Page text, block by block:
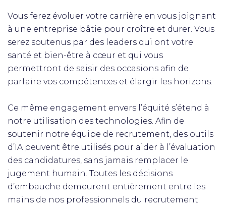
Vous ferez évoluer votre carrière en vous joignant
à une entreprise bâtie pour croître et durer. Vous
serez soutenus par des leaders qui ont votre
santé et bien-être à cœur et qui vous
permettront de saisir des occasions afin de
parfaire vos compétences et élargir les horizons.
Ce même engagement envers l’équité s’étend à
notre utilisation des technologies. Afin de
soutenir notre équipe de recrutement, des outils
d’IA peuvent être utilisés pour aider à l’évaluation
des candidatures, sans jamais remplacer le
jugement humain. Toutes les décisions
d’embauche demeurent entièrement entre les
mains de nos professionnels du recrutement.